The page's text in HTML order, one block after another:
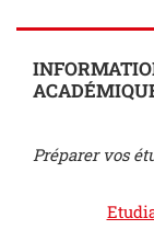
Préparer vos